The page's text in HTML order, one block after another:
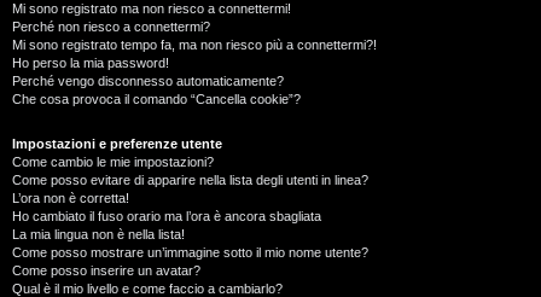
Mi sono registrato ma non riesco a connettermi!
Perché non riesco a connettermi?
Mi sono registrato tempo fa, ma non riesco più a connettermi?!
Ho perso la mia password!
Perché vengo disconnesso automaticamente?
Che cosa provoca il comando “Cancella cookie”?
Impostazioni e preferenze utente
Come cambio le mie impostazioni?
Come posso evitare di apparire nella lista degli utenti in linea?
L’ora non è corretta!
Ho cambiato il fuso orario ma l’ora è ancora sbagliata
La mia lingua non è nella lista!
Come posso mostrare un’immagine sotto il mio nome utente?
Come posso inserire un avatar?
Qual è il mio livello e come faccio a cambiarlo?